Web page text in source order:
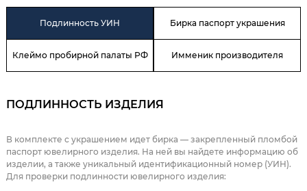
Подлинность УИН Бирка паспорт украшения
Клеймо пробирной палаты РФ Имменик производителя
ПОДЛИННОСТЬ ИЗДЕЛИЯ
В комплекте с украшением идет бирка — закрепленный пломбой
паспорт ювелирного изделия. На ней вы найдете информацию об
изделии, а также уникальный идентификационный номер (УИН).
Для проверки подлинности ювелирного изделия: